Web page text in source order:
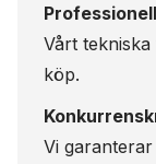
Vårt
köp.
Vi